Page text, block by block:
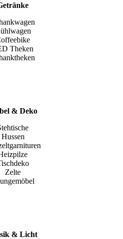
Theken
& Deko
Hussen
Zelte
& Licht